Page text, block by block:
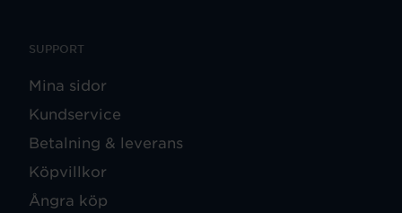
SUPPORT
Mina sidor
Kundservice
Betalning & leverans
Köpvillkor
Ångra köp